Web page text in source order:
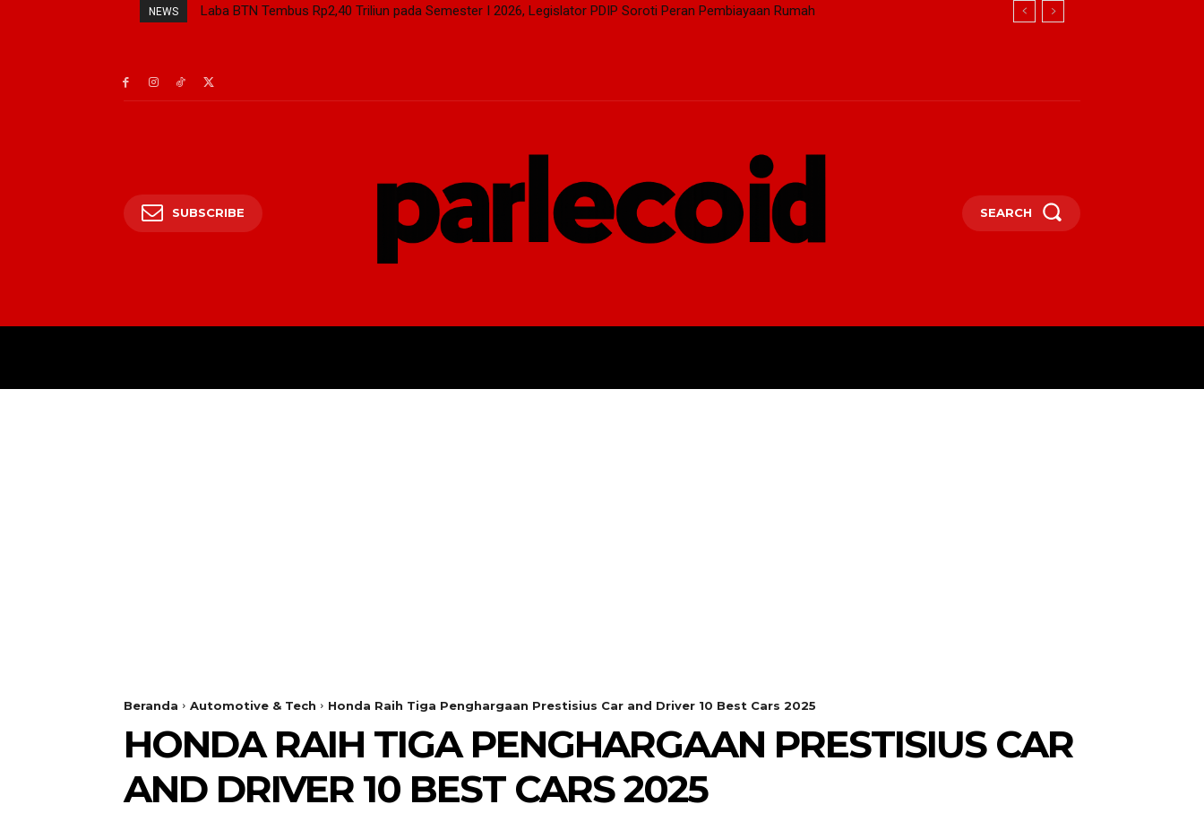
NEWS Laba BTN Tembus Rp2,40 Triliun pada Semester I 2026, Legislator PDIP Soroti Peran Pembiayaan Rumah
SUBSCRIBE SEARCH
Beranda Automotive & Tech Honda Raih Tiga Penghargaan Prestisius Car and Driver 10 Best Cars 2025
HONDA RAIH TIGA PENGHARGAAN PRESTISIUS CAR
AND DRIVER 10 BEST CARS 2025